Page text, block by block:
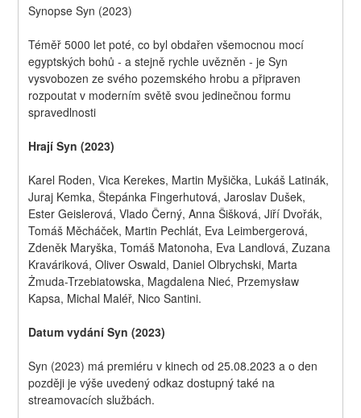
Synopse Syn (2023)
Téměř 5000 let poté, co byl obdařen všemocnou mocí
egyptských bohů - a stejně rychle uvězněn - je Syn
vysvobozen ze svého pozemského hrobu a připraven
rozpoutat v moderním světě svou jedinečnou formu
spravedlnosti
Hrají Syn (2023)
Karel Roden, Vica Kerekes, Martin Myšička, Lukáš Latinák,
Juraj Kemka, Štepánka Fingerhutová, Jaroslav Dušek,
Ester Geislerová, Vlado Černý, Anna Šišková, Jiří Dvořák,
Tomáš Měcháček, Martin Pechlát, Eva Leimbergerová,
Zdeněk Maryška, Tomáš Matonoha, Eva Landlová, Zuzana
Kraváriková, Oliver Oswald, Daniel Olbrychski, Marta
Żmuda-Trzebiatowska, Magdalena Nieć, Przemysław
Kapsa, Michal Maléř, Nico Santini.
Datum vydání Syn (2023)
Syn (2023) má premiéru v kinech od 25.08.2023 a o den
později je výše uvedený odkaz dostupný také na
streamovacích službách.